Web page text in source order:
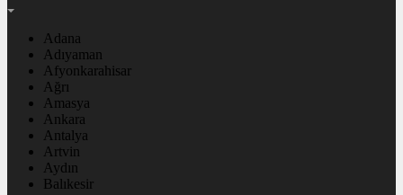
Adana
Adıyaman
Afyonkarahisar
Ağrı
Amasya
Ankara
Antalya
Artvin
Aydın
Balıkesir